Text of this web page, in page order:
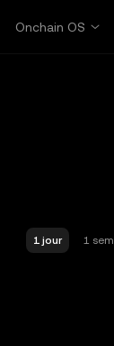
Onchain OS
1 jour 1